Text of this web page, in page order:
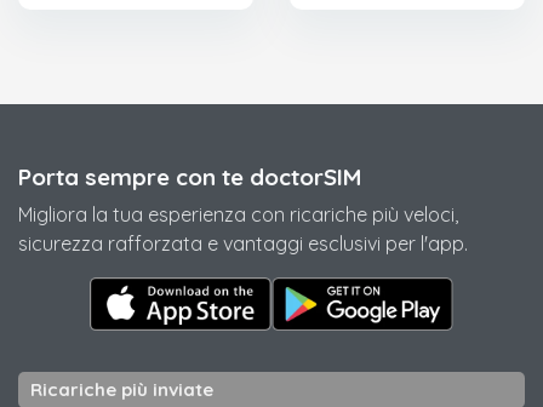
Porta sempre con te doctorSIM
Migliora la tua esperienza con ricariche più veloci,
sicurezza rafforzata e vantaggi esclusivi per l'app.
Ricariche più inviate